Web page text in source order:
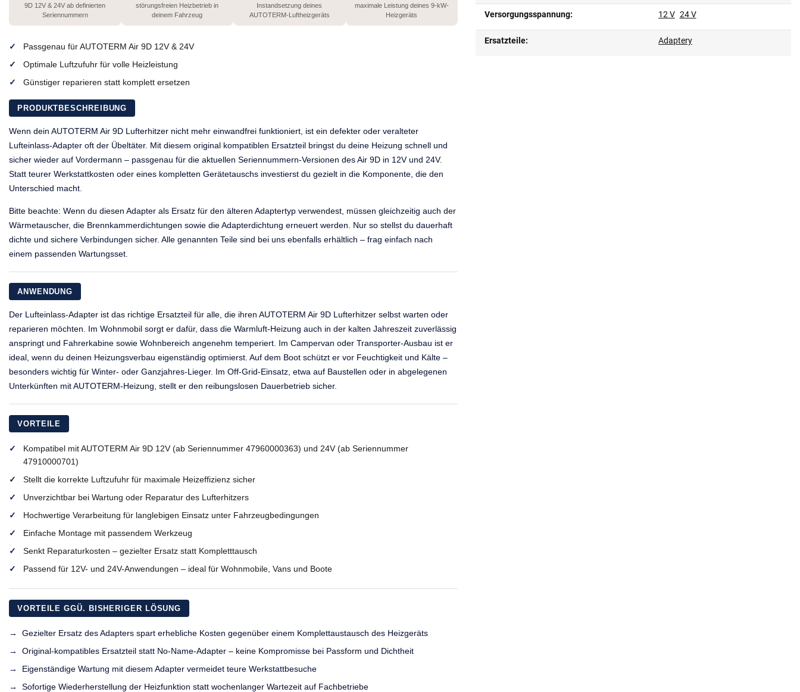
9D 12V & 24V ab definierten
Seriennummern
störungsfreien Heizbetrieb in
deinem Fahrzeug
Instandsetzung deines
AUTOTERM-Luftheizgeräts
maximale Leistung deines 9-kW-
Heizgeräts
Passgenau für AUTOTERM Air 9D 12V & 24V
Optimale Luftzufuhr für volle Heizleistung
Günstiger reparieren statt komplett ersetzen
PRODUKTBESCHREIBUNG
Wenn dein AUTOTERM Air 9D Lufterhitzer nicht mehr einwandfrei funktioniert, ist ein defekter oder veralteter
Lufteinlass-Adapter oft der Übeltäter. Mit diesem original kompatiblen Ersatzteil bringst du deine Heizung schnell und
sicher wieder auf Vordermann – passgenau für die aktuellen Seriennummern-Versionen des Air 9D in 12V und 24V.
Statt teurer Werkstattkosten oder eines kompletten Gerätetauschs investierst du gezielt in die Komponente, die den
Unterschied macht.
Bitte beachte: Wenn du diesen Adapter als Ersatz für den älteren Adaptertyp verwendest, müssen gleichzeitig auch der
Wärmetauscher, die Brennkammerdichtungen sowie die Adapterdichtung erneuert werden. Nur so stellst du dauerhaft
dichte und sichere Verbindungen sicher. Alle genannten Teile sind bei uns ebenfalls erhältlich – frag einfach nach
einem passenden Wartungsset.
ANWENDUNG
Der Lufteinlass-Adapter ist das richtige Ersatzteil für alle, die ihren AUTOTERM Air 9D Lufterhitzer selbst warten oder
reparieren möchten. Im Wohnmobil sorgt er dafür, dass die Warmluft-Heizung auch in der kalten Jahreszeit zuverlässig
anspringt und Fahrerkabine sowie Wohnbereich angenehm temperiert. Im Campervan oder Transporter-Ausbau ist er
ideal, wenn du deinen Heizungsverbau eigenständig optimierst. Auf dem Boot schützt er vor Feuchtigkeit und Kälte –
besonders wichtig für Winter- oder Ganzjahres-Lieger. Im Off-Grid-Einsatz, etwa auf Baustellen oder in abgelegenen
Unterkünften mit AUTOTERM-Heizung, stellt er den reibungslosen Dauerbetrieb sicher.
VORTEILE
Kompatibel mit AUTOTERM Air 9D 12V (ab Seriennummer 47960000363) und 24V (ab Seriennummer
47910000701)
Stellt die korrekte Luftzufuhr für maximale Heizeffizienz sicher
Unverzichtbar bei Wartung oder Reparatur des Lufterhitzers
Hochwertige Verarbeitung für langlebigen Einsatz unter Fahrzeugbedingungen
Einfache Montage mit passendem Werkzeug
Senkt Reparaturkosten – gezielter Ersatz statt Kompletttausch
Passend für 12V- und 24V-Anwendungen – ideal für Wohnmobile, Vans und Boote
VORTEILE GGÜ. BISHERIGER LÖSUNG
Gezielter Ersatz des Adapters spart erhebliche Kosten gegenüber einem Komplettaustausch des Heizgeräts
Original-kompatibles Ersatzteil statt No-Name-Adapter – keine Kompromisse bei Passform und Dichtheit
Eigenständige Wartung mit diesem Adapter vermeidet teure Werkstattbesuche
Sofortige Wiederherstellung der Heizfunktion statt wochenlanger Wartezeit auf Fachbetriebe
Versorgungsspannung: 12 V 24 V
Ersatzteile: Adaptery